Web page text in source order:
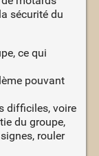
sécurité du
ce qui
pouvant
difficiles, voire
du groupe,
rouler